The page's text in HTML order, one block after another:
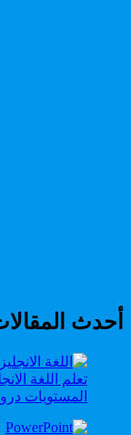
أحدث
تعلم اللغة
المستويات